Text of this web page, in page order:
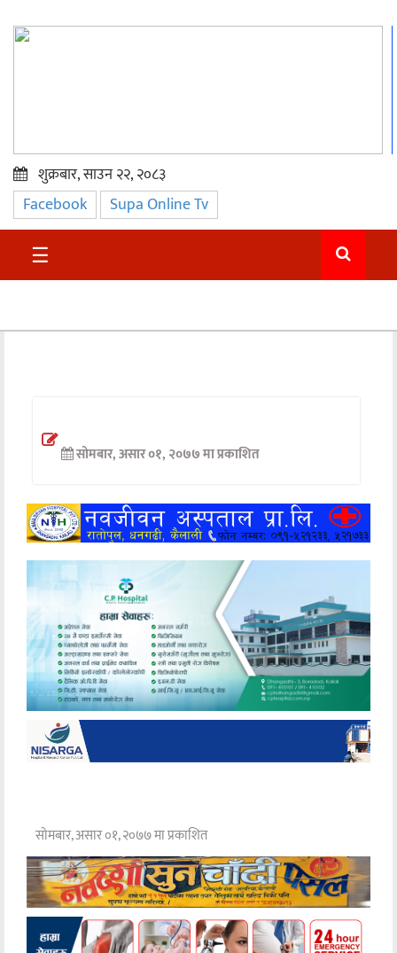
प्रमुख
समाचार
सुदुर
अन्तर्वार्ता
खेलकुद
मनोरञ्जन
अन्य
शुक्रबार, साउन २२, २०८३
Facebook Supa Online Tv
☰
सोमबार, असार ०१, २०७७ मा प्रकाशित
सोमबार, असार ०१, २०७७ मा प्रकाशित